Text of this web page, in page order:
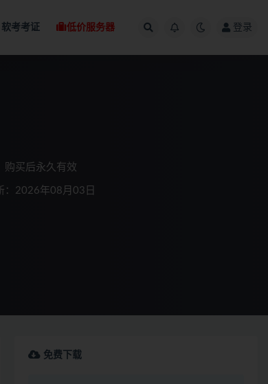
软考考证 低价服务器 登录
购买后永久有效
：2026年08月03日
免费下载